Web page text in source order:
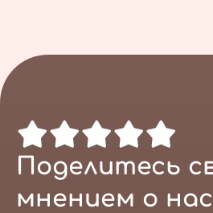
Поделитесь
мнением о нас